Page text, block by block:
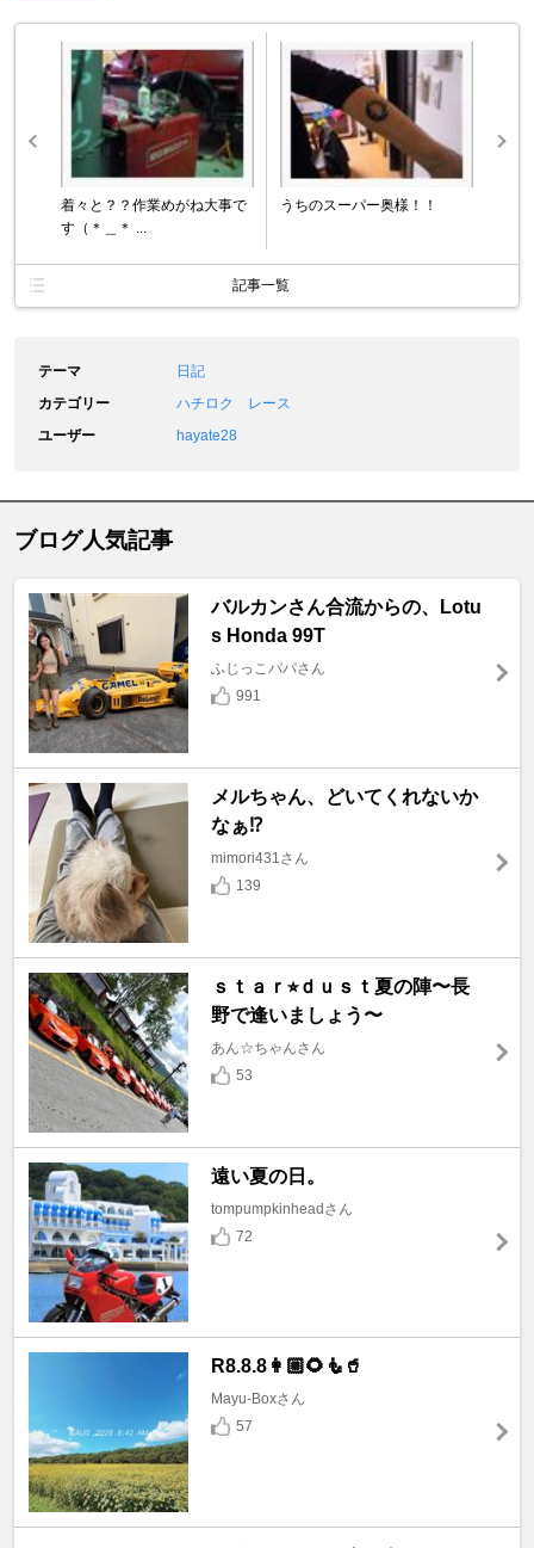
着々と？？作業めがね大事で
す（＊＿＊ ...
うちのスーパー奥様！！
記事一覧
テーマ
日記
カテゴリー
ハチロク レース
ユーザー
hayate28
ブログ人気記事
バルカンさん合流からの、Lotu
s Honda 99T
ふじっこパパさん
991
メルちゃん、どいてくれないか
なぁ⁉️
mimori431さん
139
ｓｔａｒ⭐︎ｄｕｓｔ夏の陣〜長
野で逢いましょう〜
あん☆ちゃんさん
53
遠い夏の日。
tompumpkinheadさん
72
R8.8.8👩🏼🌻🧜🥤
Mayu-Boxさん
57